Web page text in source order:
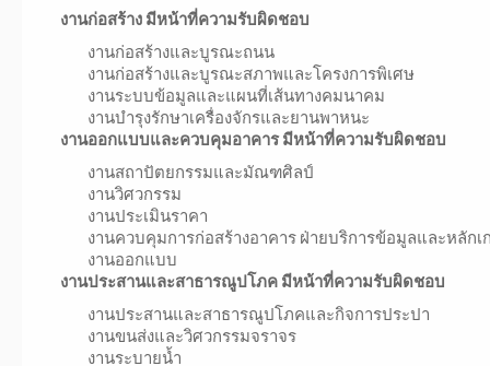
งานก่อสร้าง มีหน้าที่ความรับผิดชอบ
งานก่อสร้างและบูรณะถนน
งานก่อสร้างและบูรณะสภาพและโครงการพิเศษ
งานระบบข้อมูลและแผนที่เส้นทางคมนาคม
งานบำรุงรักษาเครื่องจักรและยานพาหนะ
งานออกแบบและควบคุมอาคาร มีหน้าที่ความรับผิดชอบ
งานสถาปัตยกรรมและมัณฑศิลป์
งานวิศวกรรม
งานประเมินราคา
งานควบคุมการก่อสร้างอาคาร ฝ่ายบริการข้อมูลและหลัก
งานออกแบบ
งานประสานและสาธารณูปโภค มีหน้าที่ความรับผิดชอบ
งานประสานและสาธารณูปโภคและกิจการประปา
งานขนส่งและวิศวกรรมจราจร
งานระบายน้ำ